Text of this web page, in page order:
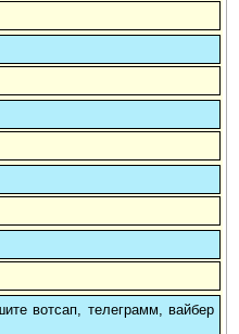
вотсап, телеграмм, вайбер